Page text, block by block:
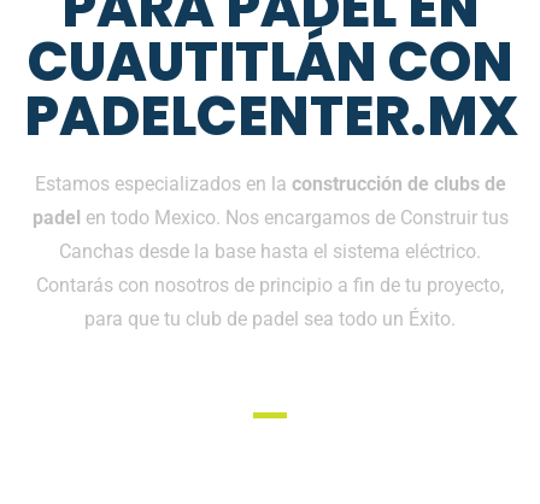
CUAUTITLÁN CON
PADELCENTER.MX
Estamos especializados en la construcción de clubs de
padel en todo Mexico. Nos encargamos de Construir tus
Canchas desde la base hasta el sistema eléctrico.
Contarás con nosotros de principio a fin de tu proyecto,
para que tu club de padel sea todo un Éxito.